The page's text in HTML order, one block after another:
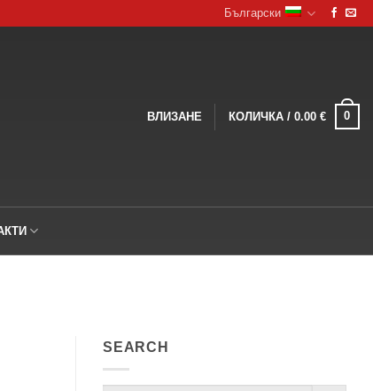
Български
ВЛИЗАНЕ КОЛИЧКА / 0.00 € 0
SEARCH